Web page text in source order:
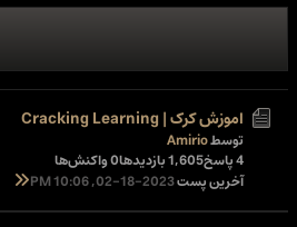
اموزش کرک | Cracking Learning
توسطAmirio
4 پاسخ
1,605 بازدیدها
0 واکنش‌ها
آخرین پست02-18-2023, 10:06 PM